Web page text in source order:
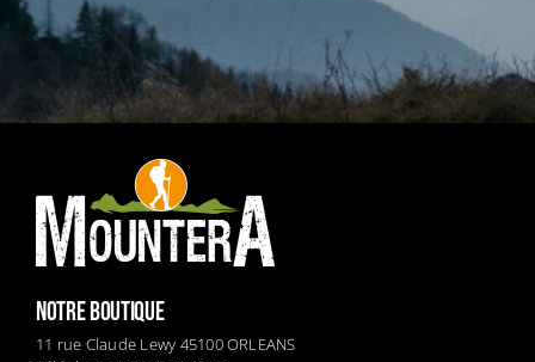
NOTRE BOUTIQUE
11 rue Claude Lewy 45100 ORLEANS